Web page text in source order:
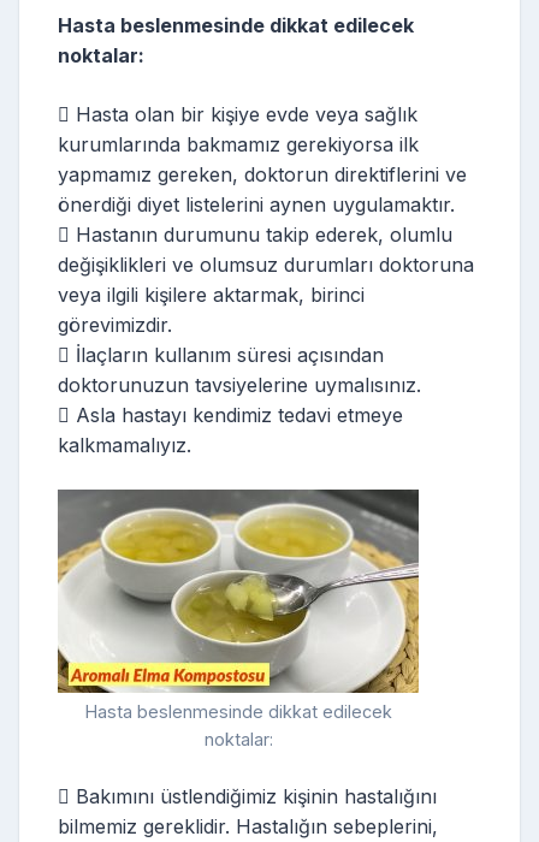
Hasta beslenmesinde dikkat edilecek
noktalar:
 Hasta olan bir kişiye evde veya sağlık
kurumlarında bakmamız gerekiyorsa ilk
yapmamız gereken, doktorun direktiflerini ve
önerdiği diyet listelerini aynen uygulamaktır.
 Hastanın durumunu takip ederek, olumlu
değişiklikleri ve olumsuz durumları doktoruna
veya ilgili kişilere aktarmak, birinci
görevimizdir.
 İlaçların kullanım süresi açısından
doktorunuzun tavsiyelerine uymalısınız.
 Asla hastayı kendimiz tedavi etmeye
kalkmamalıyız.
Hasta beslenmesinde dikkat edilecek
noktalar:
 Bakımını üstlendiğimiz kişinin hastalığını
bilmemiz gereklidir. Hastalığın sebeplerini,